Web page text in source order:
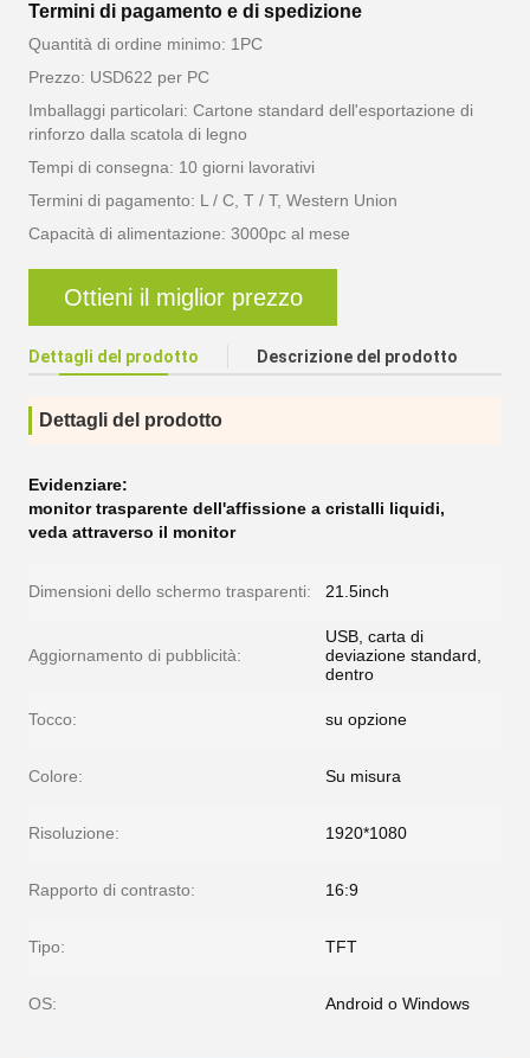
Termini di pagamento e di spedizione
Quantità di ordine minimo: 1PC
Prezzo: USD622 per PC
Imballaggi particolari: Cartone standard dell'esportazione di
rinforzo dalla scatola di legno
Tempi di consegna: 10 giorni lavorativi
Termini di pagamento: L / C, T / T, Western Union
Capacità di alimentazione: 3000pc al mese
Ottieni il miglior prezzo
Dettagli del prodotto Descrizione del prodotto
Dettagli del prodotto
Evidenziare:
monitor trasparente dell'affissione a cristalli liquidi,
veda attraverso il monitor
Dimensioni dello schermo trasparenti: 21.5inch
Aggiornamento di pubblicità:
USB, carta di
deviazione standard,
dentro
Tocco: su opzione
Colore: Su misura
Risoluzione: 1920*1080
Rapporto di contrasto: 16:9
Tipo: TFT
OS: Android o Windows